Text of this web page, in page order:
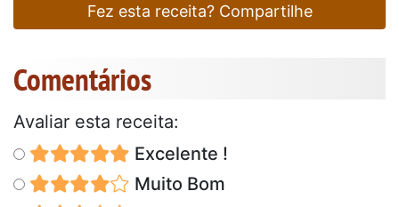
Fez esta receita? Compartilhe
Comentários
Avaliar esta receita:
Excelente !
Muito Bom